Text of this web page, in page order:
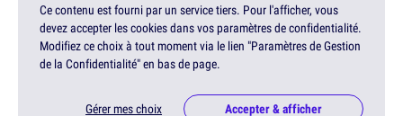
Ce contenu est fourni par un service tiers. Pour l'afficher, vous
devez accepter les cookies dans vos paramètres de confidentialité.
Modifiez ce choix à tout moment via le lien "Paramètres de Gestion
de la Confidentialité" en bas de page.
Gérer mes choix Accepter & afficher